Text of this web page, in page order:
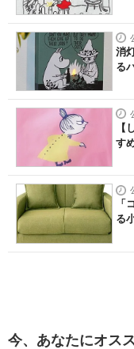
消
る
【
す
「
る
今、あなたにオス